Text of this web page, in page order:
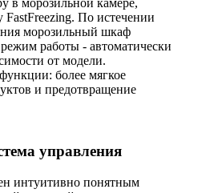
в морозильной камере,
FastFreezing. По истечении
морозильный шкаф
работы - автоматически
от модели.
более мягкое
и предотвращение
управления
интуитивно понятным